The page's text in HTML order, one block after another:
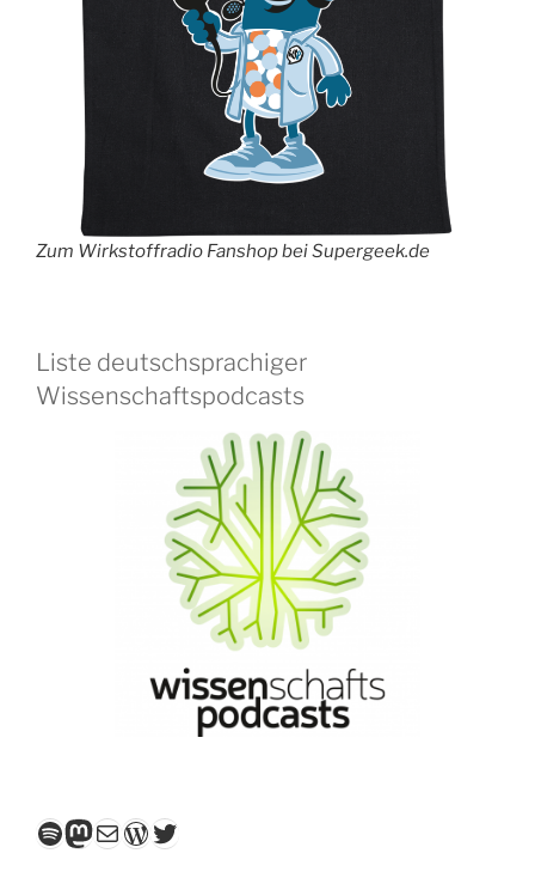
Zum Wirkstoffradio Fanshop bei Supergeek.de
Liste deutschsprachiger
Wissenschaftspodcasts
Spotify
Mastodon
E-MailWordPress
Twitter